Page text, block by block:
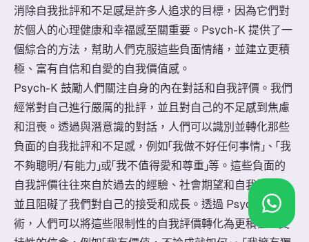
消除自我批評和不足感是許多人追求的目標，因為它們對
於個人的心理健康和幸福感至關重要。Psych-K 提供了一
個綜合的方法，幫助人們克服這些負面情緒，並建立更積
極、富有自信和自愛的自我價值感。
Psych-K 鼓勵人們關注自身的內在對話和自我評價。我們
經常對自己進行嚴厲的批評，並且對自己的不足感到焦慮
和沮喪。透過與潛意識的對話，人們可以識別並轉化那些
負面的自我批評和不足感，例如「我做不好任何事情」、「我
不夠聰明/有能力」或「我不值得愛和尊重」等。這些負面的
自我評價往往來自於過去的經驗、社會期望和自我比較，
並且阻礙了我們對自己的接受和成長。透過 Psych-K 的技
術，人們可以將這些限制性的自我評價轉化為更積極、支